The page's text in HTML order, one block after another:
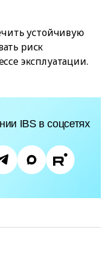
устойчивую
риск
эксплуатации.
IBS в соцсетях